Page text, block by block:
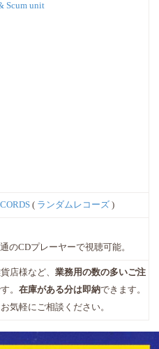
Scum unit
( ランダムレコーズ )
のCDプレーヤーで視聴可能。
店様など、業務用の数の多いご注
。在庫がある分は即納できます。
気軽にご相談ください。